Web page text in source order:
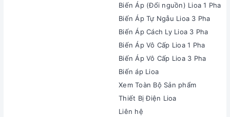
Biến Áp (Đổi nguồn) Lioa 1 Pha
Biến Áp Tự Ngẫu Lioa 3 Pha
Biến Áp Cách Ly Lioa 3 Pha
Biến Áp Vô Cấp Lioa 1 Pha
Biến Áp Vô Cấp Lioa 3 Pha
Biến áp Lioa
Xem Toàn Bộ Sản phẩm
Thiết Bị Điện Lioa
Liên hệ